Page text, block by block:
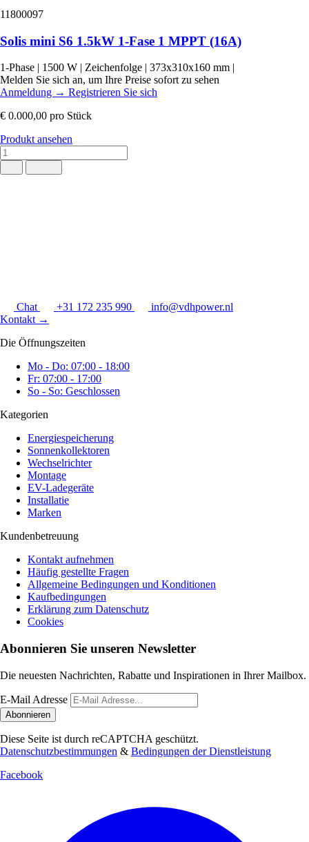
11800097
Solis mini S6 1.5kW 1-Fase 1 MPPT (16A)
1-Phase | 1500 W | Zeichenfolge | 373x310x160 mm |
Melden Sie sich an, um Ihre Preise sofort zu sehen
Anmeldung → Registrieren Sie sich
€ 0.000,00 pro Stück
Produkt ansehen
Chat +31 172 235 990
info@vdhpower.nl
Kontakt →
Die Öffnungszeiten
Mo - Do: 07:00 - 18:00
Fr: 07:00 - 17:00
So - So: Geschlossen
Kategorien
Energiespeicherung
Sonnenkollektoren
Wechselrichter
Montage
EV-Ladegeräte
Installatie
Marken
Kundenbetreuung
Kontakt aufnehmen
Häufig gestellte Fragen
Allgemeine Bedingungen und Konditionen
Kaufbedingungen
Erklärung zum Datenschutz
Cookies
Abonnieren Sie unseren Newsletter
Die neuesten Nachrichten, Rabatte und Inspirationen in Ihrer Mailbox.
E-Mail Adresse
Abonnieren
Diese Seite ist durch reCAPTCHA geschützt.
Datenschutzbestimmungen & Bedingungen der Dienstleistung
Facebook